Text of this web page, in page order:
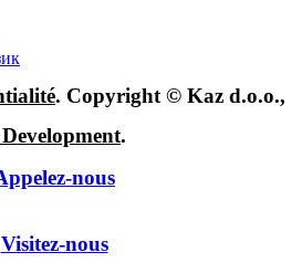
. Copyright © Kaz d.o.o.,
.
nous
Visitez-nous